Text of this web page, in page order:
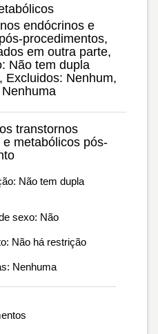
endócrinos e
procedimentos,
em outra parte,
Não tem dupla
Excluidos: Nenhum,
transtornos
metabólicos pós-
Não tem dupla
sexo: Não
Não há restrição
Nenhuma